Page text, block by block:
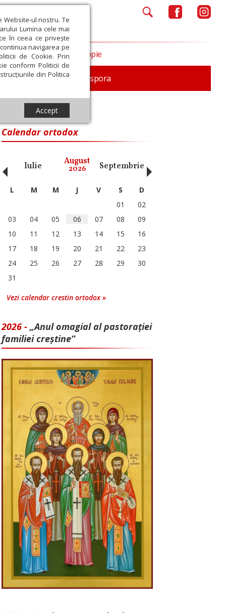
ul nostru. Te
Lumina cele mai
în ceea ce privește
navigarea pe
de Cookie. Prin
conform Politicii de
din Politica
Accept
In memoriam Diaspora
Opinii Filantropie
Calendar ortodox
Iulie August
2026 Septembrie Octombrie
‹ L M M J V S
D
01
02
03
04 05 06 07 08
09
10
11 12 13 14 15
16
17
18 19 20 21 22
23
24
25 26 27 28 29
30
31
Vezi calendar crestin ortodox »
2026 - „Anul omagial al pastorației
familiei creștine”